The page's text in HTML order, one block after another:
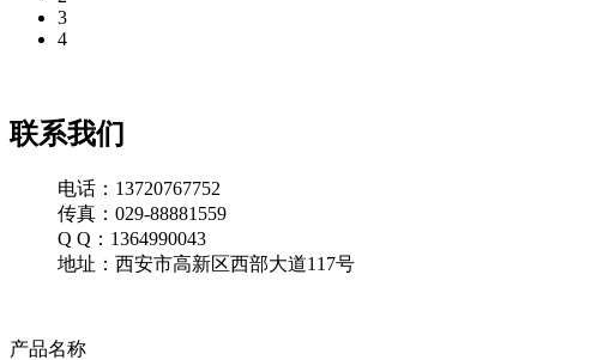
3
4
联系我们
电话：13720767752
传真：029-88881559
Q Q：1364990043
地址：西安市高新区西部大道117号
产品名称